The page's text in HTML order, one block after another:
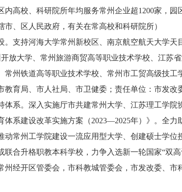
高校、科研院所年均服务常州企业超1200家，
、区人民政府，有关在常高校和科研院所）
支持河海大学常州新校区、南京航空航天大学天
放大学、常州旅游商贸高等职业技术学校、江苏
常州铁道高等职业技术学校、常州市工贸高级技
育局、市人社局、市卫健委；责任单位：市发改
系。深入实施厅市共建常州大学、江苏理工学院
体系建设改革实施方案（2023—2025年）》。全
动常州工学院建设一流应用型大学、创建硕士学
合升格职教本科学校，力争入选新一轮国家“双
州经开区管委会，市科教城管委会，市发改委、